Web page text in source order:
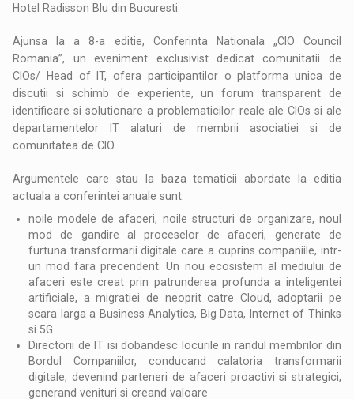
Hotel Radisson Blu din Bucuresti.
Ajunsa la a 8-a editie, Conferinta Nationala „CIO Council
Romania”, un eveniment exclusivist dedicat comunitatii de
CIOs/ Head of IT, ofera participantilor o platforma unica de
discutii si schimb de experiente, un forum transparent de
identificare si solutionare a problematicilor reale ale CIOs si ale
departamentelor IT alaturi de membrii asociatiei si de
comunitatea de CIO.
Argumentele care stau la baza tematicii abordate la editia
actuala a conferintei anuale sunt:
noile modele de afaceri, noile structuri de organizare, noul
mod de gandire al proceselor de afaceri, generate de
furtuna transformarii digitale care a cuprins companiile, intr-
un mod fara precendent. Un nou ecosistem al mediului de
afaceri este creat prin patrunderea profunda a inteligentei
artificiale, a migratiei de neoprit catre Cloud, adoptarii pe
scara larga a Business Analytics, Big Data, Internet of Thinks
si 5G
Directorii de IT isi dobandesc locurile in randul membrilor din
Bordul Companiilor, conducand calatoria transformarii
digitale, devenind parteneri de afaceri proactivi si strategici,
generand venituri si creand valoare